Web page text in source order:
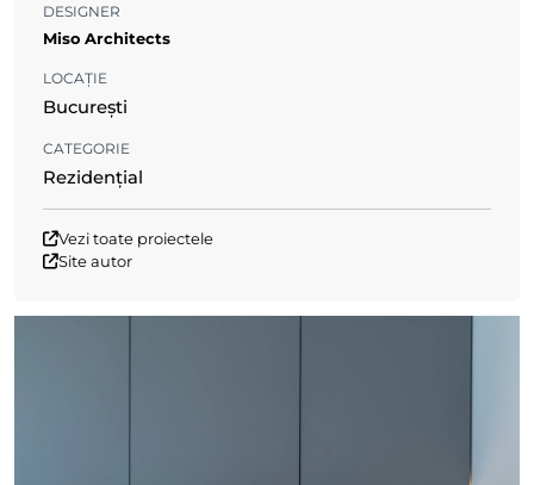
DESIGNER
Miso Architects
LOCAȚIE
București
CATEGORIE
Rezidențial
Vezi toate proiectele
Site autor